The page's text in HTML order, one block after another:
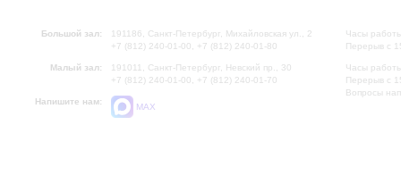
Большой зал:
191186, Санкт-Петербург, Михайловская ул., 2
+7 (812) 240-01-00, +7 (812) 240-01-80
Малый зал:
191011, Санкт-Петербург, Невский пр., 30
+7 (812) 240-01-00, +7 (812) 240-01-70
Напишите нам:
MAX
Часы
Перерыв с
Часы
Перерыв с
Вопросы